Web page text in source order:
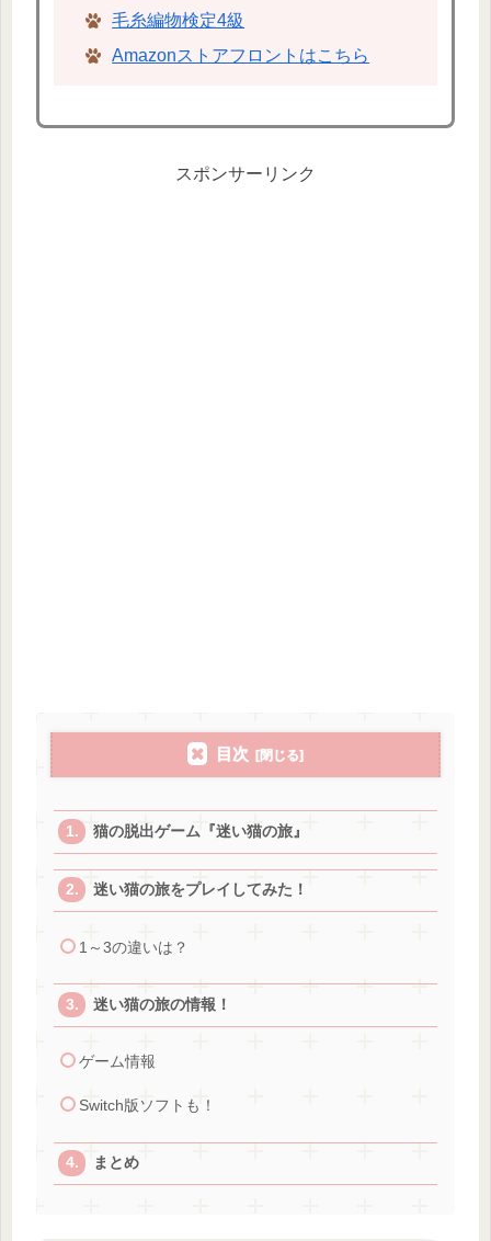
毛糸編物検定4級
Amazonストアフロントはこちら
スポンサーリンク
目次
猫の脱出ゲーム『迷い猫の旅』
迷い猫の旅をプレイしてみた！
1～3の違いは？
迷い猫の旅の情報！
ゲーム情報
Switch版ソフトも！
まとめ